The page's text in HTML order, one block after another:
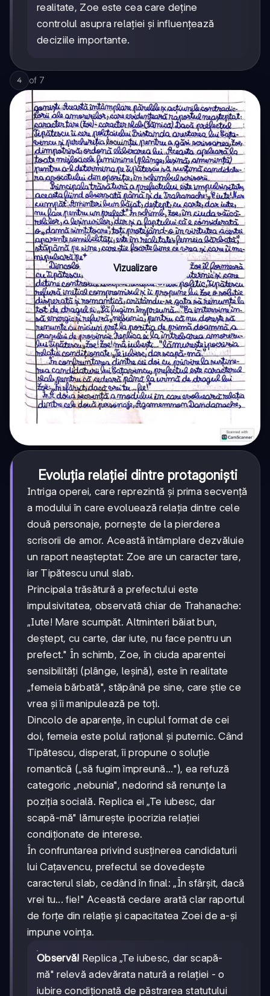
realitate, Zoe este cea care deține
controlul asupra relației și influențează
deciziile importante.
4 of 7
Vizualizare
Evoluția relației dintre protagoniști
Intriga operei, care reprezintă și prima secvență
a modului în care evoluează relația dintre cele
două personaje, pornește de la pierderea
scrisorii de amor. Această întâmplare dezvăluie
un raport neașteptat: Zoe are un caracter tare,
iar Tipătescu unul slab.
Principala trăsătură a prefectului este
impulsivitatea, observată chiar de Trahanache:
„Iute! Mare scumpăt. Altminteri băiat bun,
deștept, cu carte, dar iute, nu face pentru un
prefect." În schimb, Zoe, în ciuda aparentei
sensibilități (plânge, leșină), este în realitate
„femeia bărbată", stăpână pe sine, care știe ce
vrea și îi manipulează pe toți.
Dincolo de aparențe, în cuplul format de cei
doi, femeia este polul rațional și puternic. Când
Tipătescu, disperat, îi propune o soluție
romantică („să fugim împreună..."), ea refuză
categoric „nebunia", nedorind să renunțe la
poziția socială. Replica ei „Te iubesc, dar
scapă-mă" lămurește ipocrizia relației
condiționate de interese.
În confruntarea privind susținerea candidaturii
lui Cațavencu, prefectul se dovedește
caracterul slab, cedând în final: „În sfârșit, dacă
vrei tu... fie!" Această cedare arată clar raportul
de forțe din relație și capacitatea Zoei de a-și
impune voința.
Observă! Replica „Te iubesc, dar scapă-
mă" relevă adevărata natură a relației - o
iubire condiționată de păstrarea statutului